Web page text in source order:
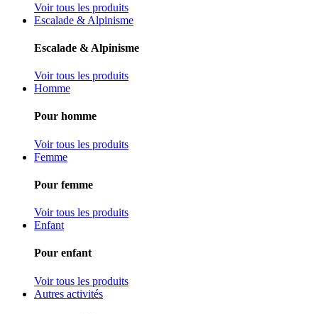
Voir tous les produits
Escalade & Alpinisme
Escalade & Alpinisme
Voir tous les produits
Homme
Pour homme
Voir tous les produits
Femme
Pour femme
Voir tous les produits
Enfant
Pour enfant
Voir tous les produits
Autres activités